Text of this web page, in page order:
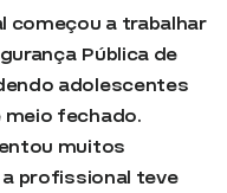
começou a trabalhar
Pública de
adolescentes
fechado.
muitos
profissional teve